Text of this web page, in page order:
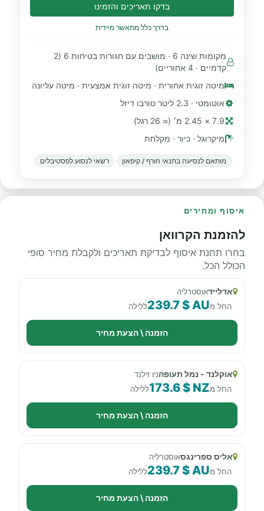
בדקו תאריכים והזמינו
בדרך כלל מתאשר מיידית
מקומות שינה 6 · מושבים עם חגורות בטיחות 6 (2
קדמיים · 4 אחוריים)
מיטה זוגית אחורית · מיטה זוגית אמצעית · מיטה עליונה
אוטומטי · 2.3 ליטר טורבו דיזל
7.9 × 2.45 מ׳ (≈ 26 רגל)
מיקרוגל · כיור · מקלחת
מותאם לנסיעה בתנאי חורף / קיפאון רשאי לנסוע לפסטיבלים
איסוף ומחירים
להזמנת הקרוואן
בחרו תחנת איסוף לבדיקת תאריכים ולקבלת מחיר סופי
הכולל הכל.
אדליידאוסטרליה
החל מ239.7 $ AUללילה
הזמנה \ הצעת מחיר
אוקלנד - נמל תעופהניו זילנד
החל מ173.6 $ NZללילה
הזמנה \ הצעת מחיר
אליס ספרינגסאוסטרליה
החל מ239.7 $ AUללילה
הזמנה \ הצעת מחיר